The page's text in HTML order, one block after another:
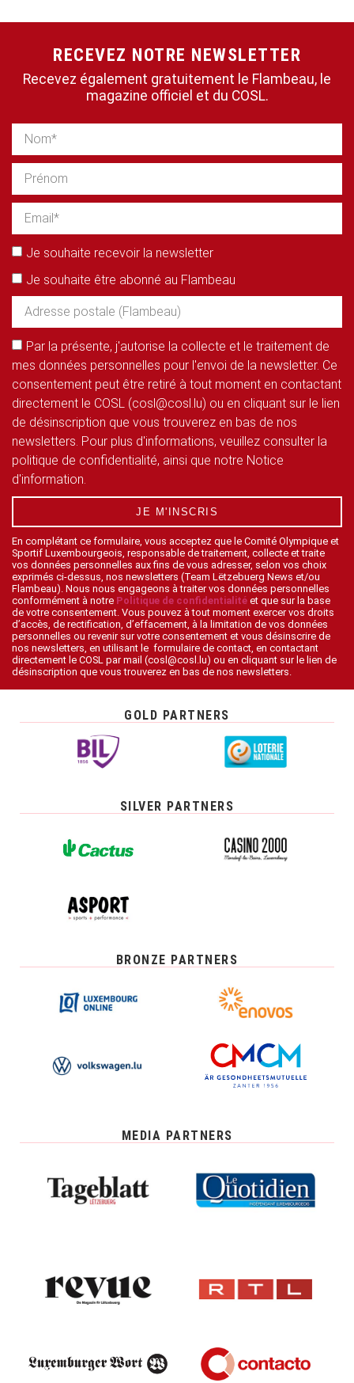
RECEVEZ NOTRE NEWSLETTER
Recevez également gratuitement le Flambeau, le
magazine officiel et du COSL.
Je souhaite recevoir la newsletter
Je souhaite être abonné au Flambeau
Par la présente, j'autorise la collecte et le traitement de
mes données personnelles pour l'envoi de la newsletter. Ce
consentement peut être retiré à tout moment en contactant
directement le COSL (cosl@cosl.lu) ou en cliquant sur le lien
de désinscription que vous trouverez en bas de nos
newsletters. Pour plus d'informations, veuillez consulter la
politique de confidentialité, ainsi que notre Notice
d'information.
JE M'INSCRIS
En complétant ce formulaire, vous acceptez que le Comité Olympique et
Sportif Luxembourgeois, responsable de traitement, collecte et traite
vos données personnelles aux fins de vous adresser, selon vos choix
exprimés ci-dessus, nos newsletters (Team Lëtzebuerg News et/ou
Flambeau). Nous nous engageons à traiter vos données personnelles
conformément à notre Politique de confidentialité et que sur la base
de votre consentement. Vous pouvez à tout moment exercer vos droits
d’accès, de rectification, d’effacement, à la limitation de vos données
personnelles ou revenir sur votre consentement et vous désinscrire de
nos newsletters, en utilisant le formulaire de contact, en contactant
directement le COSL par mail (cosl@cosl.lu) ou en cliquant sur le lien de
désinscription que vous trouverez en bas de nos newsletters.
GOLD PARTNERS
SILVER PARTNERS
BRONZE PARTNERS
MEDIA PARTNERS